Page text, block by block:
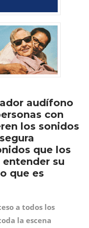
audífono
con
los sonidos
que los
su
que es
a todos los
la escena